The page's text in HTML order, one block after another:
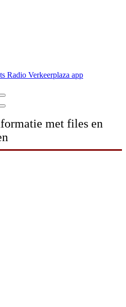
Radio Verkeerplaza app
met files en